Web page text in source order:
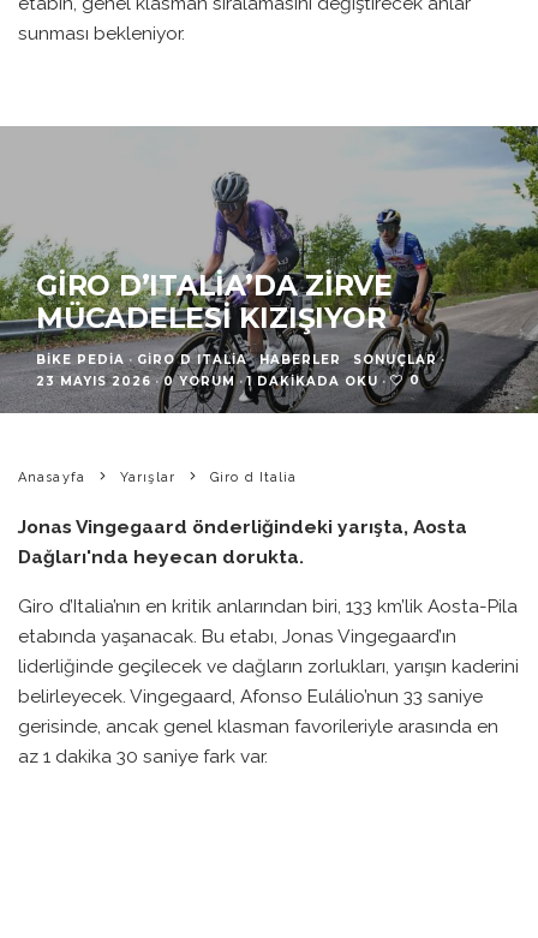
sunması bekleniyor.
GIRO D’ITALIA’DA ZIRVE
MÜCADELESI KIZIŞIYOR
BIKE PEDIA · GIRO D ITALIA HABERLER SONUÇLAR ·
23 MAYIS 2026 · 0 YORUM · 1 DAKIKADA OKU · 0
Anasayfa Yarışlar Giro d Italia
Jonas Vingegaard önderliğindeki yarışta, Aosta
Dağları'nda heyecan dorukta.
Giro d’Italia’nın en kritik anlarından biri, 133 km’lik Aosta-Pila
etabında yaşanacak. Bu etabı, Jonas Vingegaard’ın
liderliğinde geçilecek ve dağların zorlukları, yarışın kaderini
belirleyecek. Vingegaard, Afonso Eulálio’nun 33 saniye
gerisinde, ancak genel klasman favorileriyle arasında en
az 1 dakika 30 saniye fark var.